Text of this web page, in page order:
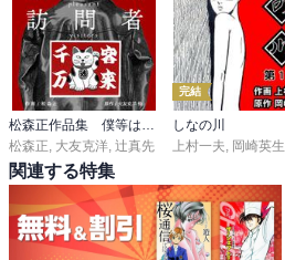
松森正 大友克洋 辻真先
完結
しなの川
上村一夫 岡崎英生
関連する特集